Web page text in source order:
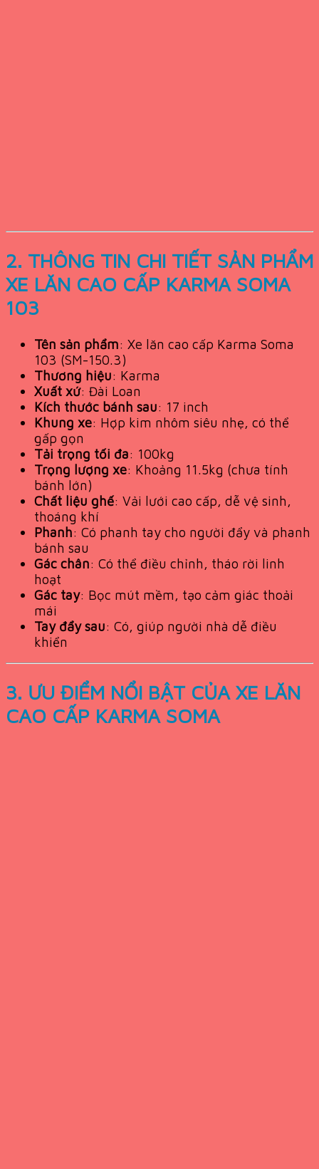
2. THÔNG TIN CHI TIẾT SẢN PHẨM
XE LĂN CAO CẤP KARMA SOMA
103
Tên sản phẩm: Xe lăn cao cấp Karma Soma
103 (SM-150.3)
Thương hiệu: Karma
Xuất xứ: Đài Loan
Kích thước bánh sau: 17 inch
Khung xe: Hợp kim nhôm siêu nhẹ, có thể
gấp gọn
Tải trọng tối đa: 100kg
Trọng lượng xe: Khoảng 11.5kg (chưa tính
bánh lớn)
Chất liệu ghế: Vải lưới cao cấp, dễ vệ sinh,
thoáng khí
Phanh: Có phanh tay cho người đẩy và phanh
bánh sau
Gác chân: Có thể điều chỉnh, tháo rời linh
hoạt
Gác tay: Bọc mút mềm, tạo cảm giác thoải
mái
Tay đẩy sau: Có, giúp người nhà dễ điều
khiển
3. ƯU ĐIỂM NỔI BẬT CỦA XE LĂN
CAO CẤP KARMA SOMA